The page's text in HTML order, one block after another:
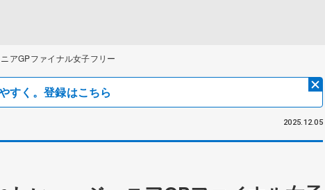
アGPファイナル女子フリー
すく。登録はこちら
2025.12.05